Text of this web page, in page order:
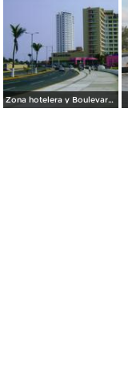
Zona hotelera y Boulevard Manuel Avila Camacho. Boca del Río, Veracruz